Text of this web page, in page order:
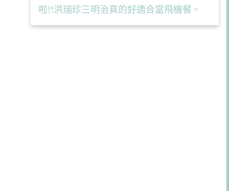
啦!!洪瑞珍三明治真的好適合當飛機餐。